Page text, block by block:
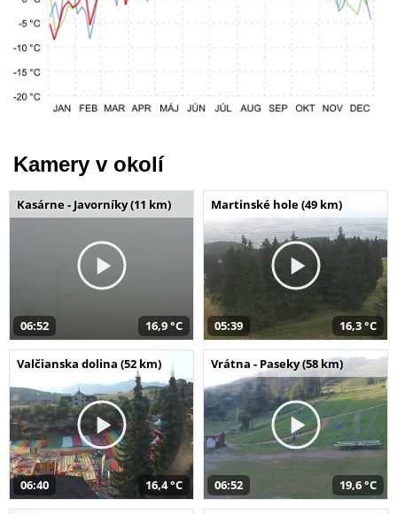
Kamery v okolí
Kasárne - Javorníky (11 km)
06:52 16,9 °C
Martinské hole (49 km)
05:39 16,3 °C
Valčianska dolina (52 km)
06:40 16,4 °C
Vrátna - Paseky (58 km)
06:52 19,6 °C